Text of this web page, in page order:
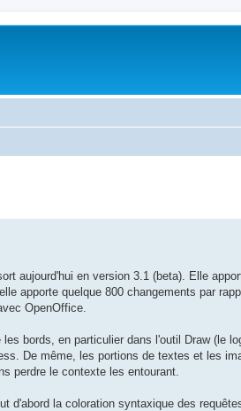
aujourd'hui en version 3.1 (beta). Elle
apporte quelque 800 changements par
OpenOffice.
bords, en particulier dans l'outil Draw (le
De même, les portions de textes et les
perdre le contexte les entourant.
d'abord la coloration syntaxique des